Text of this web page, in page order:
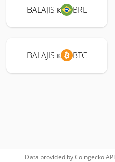
BALAJIS к BRL
BALAJIS к BTC
Data provided byCoingeckoAPI